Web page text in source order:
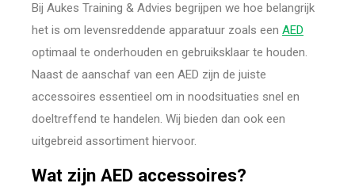
Bij Aukes Training & Advies begrijpen we hoe belangrijk
het is om levensreddende apparatuur zoals een AED
optimaal te onderhouden en gebruiksklaar te houden.
Naast de aanschaf van een AED zijn de juiste
accessoires essentieel om in noodsituaties snel en
doeltreffend te handelen. Wij bieden dan ook een
uitgebreid assortiment hiervoor.
Wat zijn AED accessoires?